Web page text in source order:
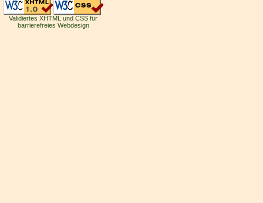
Validiertes XHTML und CSS für
barrierefreies Webdesign